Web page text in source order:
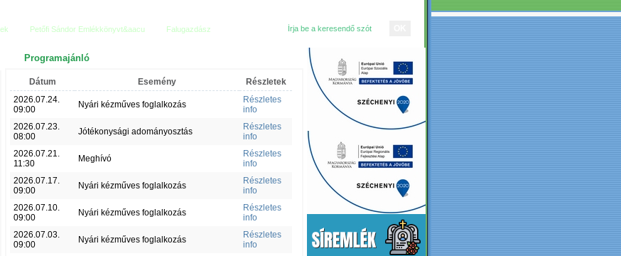
Petőfi Sándor Emlékkönyvt&aacu Falugazdász
Programajánló
Dátum Esemény
Részletek
2026.07.24.
09:00
Nyári kézműves foglalkozás
Részletes
info
2026.07.23.
08:00
Jótékonysági adományosztás
Részletes
info
2026.07.21.
11:30
Meghívó
Részletes
info
2026.07.17.
09:00
Nyári kézműves foglalkozás
Részletes
info
2026.07.10.
09:00
Nyári kézműves foglalkozás
Részletes
info
2026.07.03.
09:00
Nyári kézműves foglalkozás
Részletes
info